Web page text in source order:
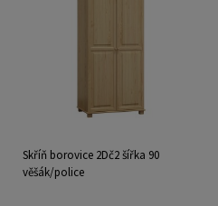
Skříň borovice 2Dč2 šířka 90
věšák/police